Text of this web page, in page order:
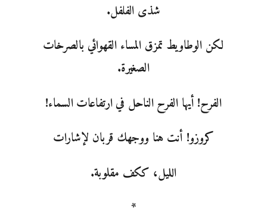
شذى الفلفل.
لكن الوطاويط تمزق المساء القهوائي بالصرخات
الصغيرة.
الفرح! أيها الفرح الناحل في ارتفاعات السماء!
كروزو! أنت هنا ووجهك قربان لإشارات
الليل، ككف مقلوبة.
*